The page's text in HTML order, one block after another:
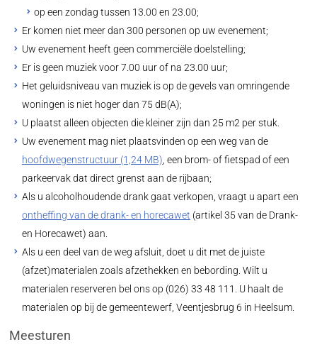
op een zondag tussen 13.00 en 23.00;
Er komen niet meer dan 300 personen op uw evenement;
Uw evenement heeft geen commerciële doelstelling;
Er is geen muziek voor 7.00 uur of na 23.00 uur;
Het geluidsniveau van muziek is op de gevels van omringende
woningen is niet hoger dan 75 dB(A);
U plaatst alleen objecten die kleiner zijn dan 25 m2 per stuk.
Uw evenement mag niet plaatsvinden op een weg van de
hoofdwegenstructuur (1,24 MB) , een brom- of fietspad of een
parkeervak dat direct grenst aan de rijbaan;
Als u alcoholhoudende drank gaat verkopen, vraagt u apart een
ontheffing van de drank- en horecawet (artikel 35 van de Drank-
en Horecawet) aan.
Als u een deel van de weg afsluit, doet u dit met de juiste
(afzet)materialen zoals afzethekken en bebording. Wilt u
materialen reserveren bel ons op (026) 33 48 111. U haalt de
materialen op bij de gemeentewerf, Veentjesbrug 6 in Heelsum.
Meesturen